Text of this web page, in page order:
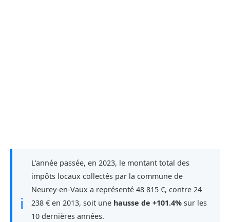
ℹ
L'année passée, en 2023, le montant total des
impôts locaux collectés par la commune de
Neurey-en-Vaux a représenté 48 815 €, contre 24
238 € en 2013, soit une hausse de +101.4% sur les
10 dernières années.